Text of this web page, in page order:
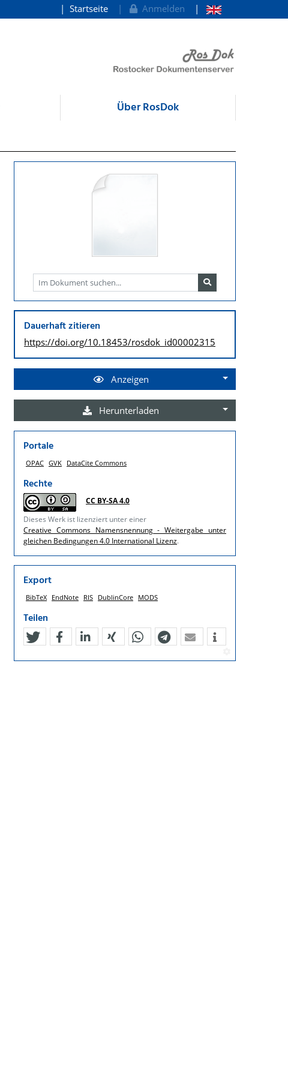
Startseite Anmelden
Über RosDok
Dauerhaft zitieren
https://doi.org/10.18453/rosdok_id00002315
Anzeigen
Herunterladen
Portale
OPAC GVK DataCite Commons
Rechte
CC BY-SA 4.0
Dieses Werk ist lizenziert unter einer
Creative Commons Namensnennung - Weitergabe unter
gleichen Bedingungen 4.0 International Lizenz.
Export
BibTeX EndNote RIS DublinCore MODS
Teilen